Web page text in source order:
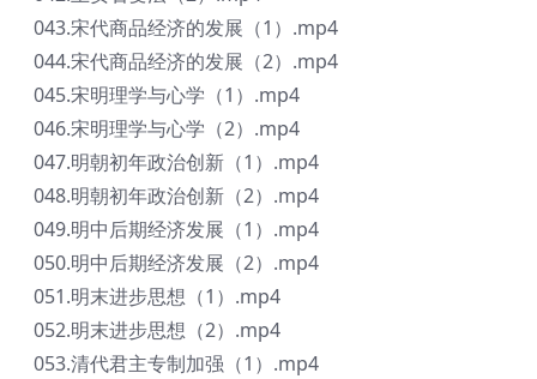
043.宋代商品经济的发展（1）.mp4
044.宋代商品经济的发展（2）.mp4
045.宋明理学与心学（1）.mp4
046.宋明理学与心学（2）.mp4
047.明朝初年政治创新（1）.mp4
048.明朝初年政治创新（2）.mp4
049.明中后期经济发展（1）.mp4
050.明中后期经济发展（2）.mp4
051.明末进步思想（1）.mp4
052.明末进步思想（2）.mp4
053.清代君主专制加强（1）.mp4